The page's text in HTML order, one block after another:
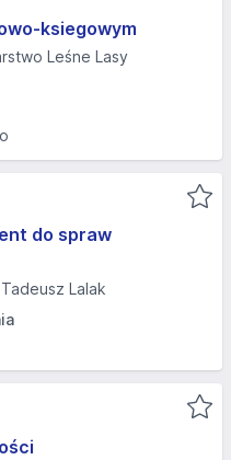
ksiegowym
Leśne Lasy
do spraw
Lalak